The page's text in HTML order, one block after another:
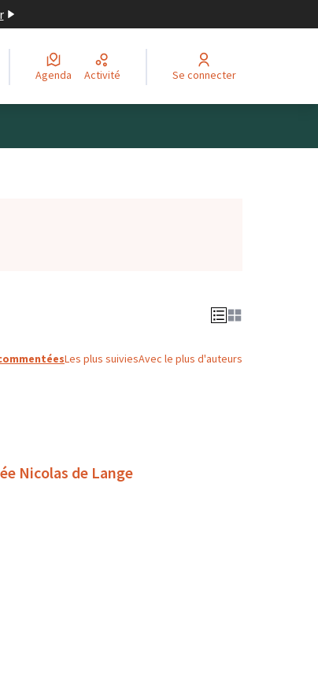
Agenda Activité Se connecter
Les plus suiviesAvec le plus d'auteurs
Nicolas de Lange